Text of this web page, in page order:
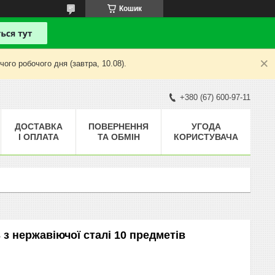
Кошик
робочого дня (завтра, 10.08).
+380 (67) 600-97-11
ДОСТАВКА
І ОПЛАТА
ПОВЕРНЕННЯ
ТА ОБМІН
УГОДА
КОРИСТУВАЧА
нержавіючої сталі 10 предметів